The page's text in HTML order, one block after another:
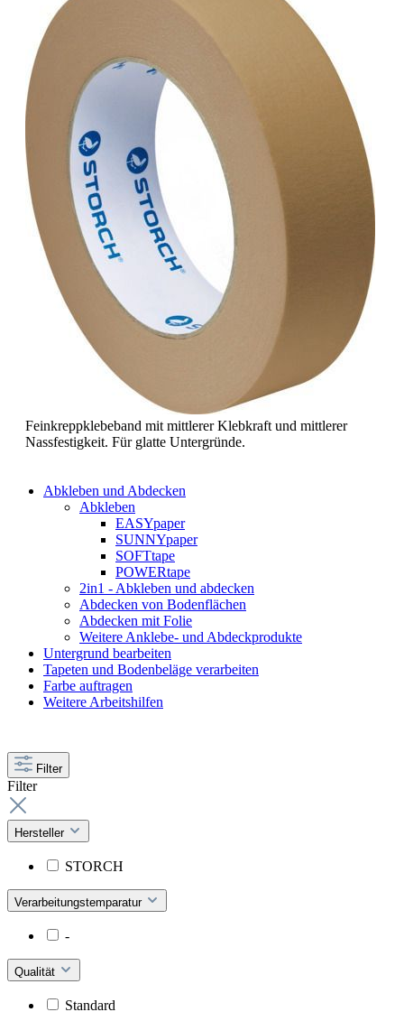
Feinkreppklebeband mit mittlerer Klebkraft und mittlerer
Nassfestigkeit. Für glatte Untergründe.
Abkleben und Abdecken
Abkleben
EASYpaper
SUNNYpaper
SOFTtape
POWERtape
2in1 - Abkleben und abdecken
Abdecken von Bodenflächen
Abdecken mit Folie
Weitere Anklebe- und Abdeckprodukte
Untergrund bearbeiten
Tapeten und Bodenbeläge verarbeiten
Farbe auftragen
Weitere Arbeitshilfen
Filter
Filter
Hersteller
STORCH
Verarbeitungstemparatur
-
Qualität
Standard